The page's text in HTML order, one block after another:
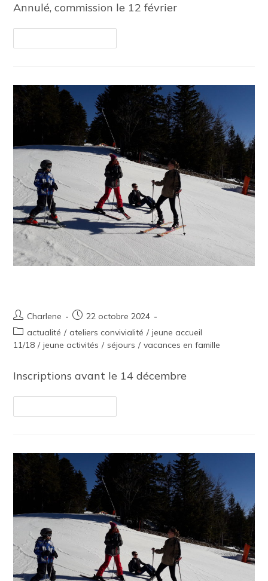
Annulé, commission le 12 février
Charlene
22 octobre 2024
actualité / ateliers convivialité / jeune accueil
11/18 / jeune activités / séjours / vacances en famille
Inscriptions avant le 14 décembre